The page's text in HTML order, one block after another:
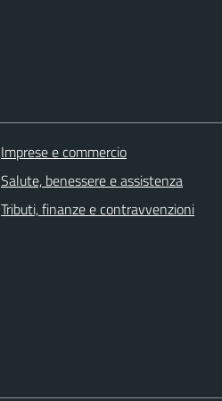
Imprese e commercio
Salute, benessere e assistenza
Tributi, finanze e contravvenzioni